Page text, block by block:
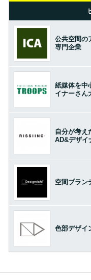
公共空間の
専門企業
紙媒体を中
イナーさん
自分が考え
AD&デザイ
空間ブラン
色部デザイ